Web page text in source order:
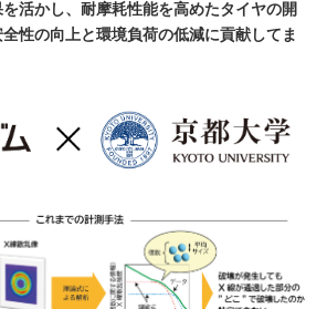
活かし、耐摩耗性能を高めたタイヤの開
性の向上と環境負荷の低減に貢献してま